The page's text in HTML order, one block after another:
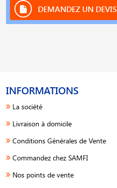
DEMANDEZ UN DEVIS
INFORMATIONS
La société
Livraison à domicile
Conditions Générales de Vente
Commandez chez SAMFI
Nos points de vente